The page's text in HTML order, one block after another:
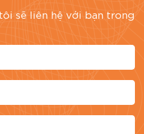
chọn túi giấy
sẽ liên hệ với bạn trong